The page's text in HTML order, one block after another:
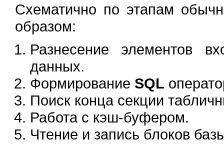
Схематично по этапам
образом:
Разнесение элементов
данных.
Формирование SQL
Поиск конца секции
Работа с кэш-буфером.
Чтение и запись блоков